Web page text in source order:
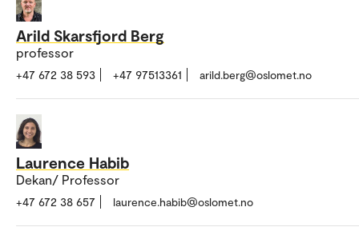
Arild Skarsfjord Berg
professor
+47 672 38 593 +47 97513361 arild.berg@oslomet.no
Laurence Habib
Dekan/ Professor
+47 672 38 657 laurence.habib@oslomet.no